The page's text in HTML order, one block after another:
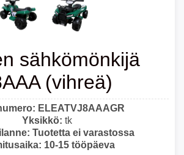
sähkömönkijä
(vihreä)
ELEATVJ8AAAGR
Yksikkö: tk
Tuotetta ei varastossa
10-15 tööpäeva